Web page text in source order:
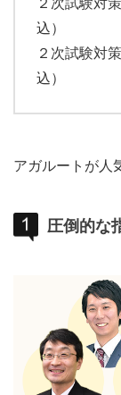
２次試験対
込）
２次試験対
込）
アガルートが人
圧倒的な